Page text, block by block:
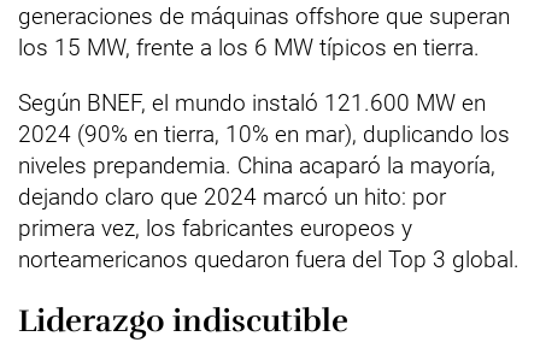
generaciones de máquinas offshore que superan
los 15 MW, frente a los 6 MW típicos en tierra.
Según BNEF, el mundo instaló 121.600 MW en
2024 (90% en tierra, 10% en mar), duplicando los
niveles prepandemia. China acaparó la mayoría,
dejando claro que 2024 marcó un hito: por
primera vez, los fabricantes europeos y
norteamericanos quedaron fuera del Top 3 global.
Liderazgo indiscutible